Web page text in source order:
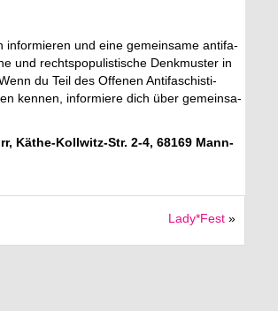
in­for­mie­ren und eine ge­mein­sa­me an­ti­fa­
und rechts­po­pu­lis­ti­sche Denk­mus­ter in
du Teil des Of­fe­nen An­ti­fa­schis­ti­
ken­nen, in­for­mie­re dich über ge­mein­sa­
Kä­the-​Koll­witz-​Str. 2-4, 68169 Mann­
Lady*Fest »